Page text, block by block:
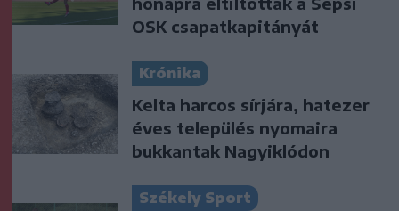
OSK csapatkapitányát
Krónika
Kelta harcos sírjára, hatezer
éves település nyomaira
bukkantak Nagyiklódon
Székely Sport